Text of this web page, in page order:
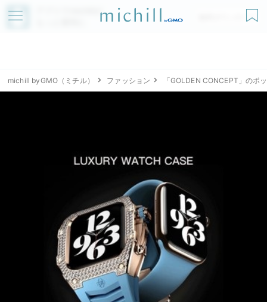
アプリでmichillが
無料ダウンロード
michill byGMO（ミチル） ファッション 「GOLDEN CONCEPT」のポ